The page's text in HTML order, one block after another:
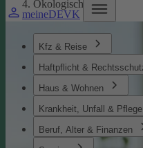
meineDEVK
Kfz & Reise
Haftpflicht &
Haus & Wohnen
Krankheit, Unfall & Pflege
Beruf, Alter & Finanzen
Ökologisches